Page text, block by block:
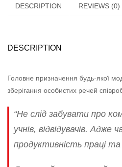
DESCRIPTION REVIEWS (0)
DESCRIPTION
Головне призначення будь-якої
зберігання особистих речей
“Не слід забувати про
учнів, відвідувачів.
продуктивність праці та